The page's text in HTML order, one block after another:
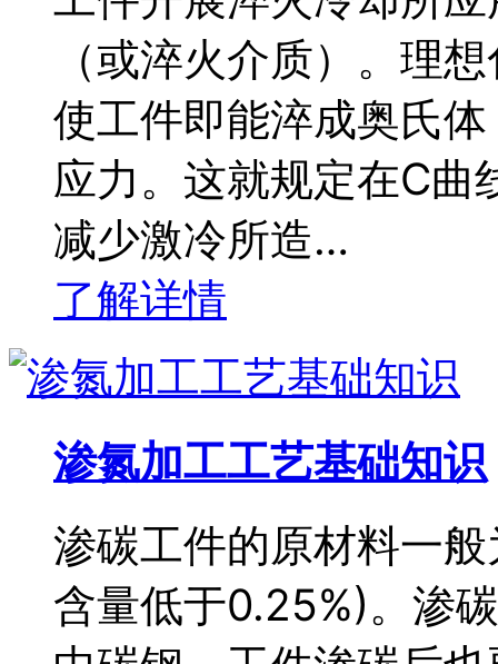
（或淬火介质）。理
使工件即能淬成奥氏
应力。这就规定在C曲
减少激冷所造…
了解详情
渗氮加工工艺基础知识
渗碳工件的原材料一
含量低于0.25%)。渗